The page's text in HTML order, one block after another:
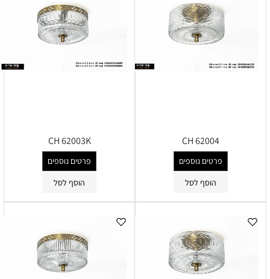
CH 62004
פרטים נוספים
הוסף לסל
CH 62003K
פרטים נוספים
הוסף לסל